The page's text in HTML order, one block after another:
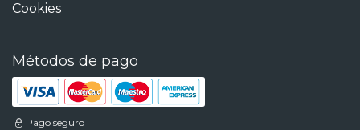
Cookies
Métodos de pago
Pago seguro